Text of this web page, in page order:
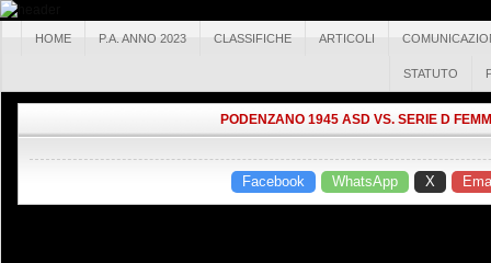
HOME P.A. ANNO 2023 CLASSIFICHE ARTICOLI
STATUTO
PODENZANO 1945 ASD VS. SERIE D
Facebook WhatsApp X